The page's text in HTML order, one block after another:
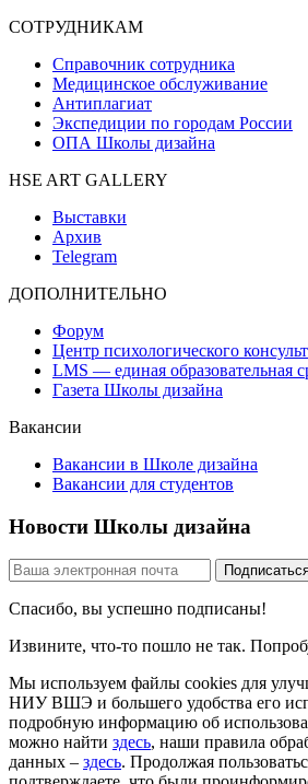
СОТРУДНИКАМ
Справочник сотрудника
Медицинское обслуживание
Антиплагиат
Экспедиции по городам России
ОПА Школы дизайна
HSE ART GALLERY
Выставки
Архив
Telegram
ДОПОЛНИТЕЛЬНО
Форум
Центр психологического
LMS — единая образовательная
Газета Школы дизайна
Вакансии
Вакансии в Школе дизайна
Вакансии для студентов
Новости Школы дизайна
Спасибо, вы успешно подписаны!
Извините, что-то пошло не так.
Мы используем файлы cookies для
НИУ ВШЭ и большего удобства его
подробную информацию об
можно найти здесь, наши правила
данных – здесь. Продолжая